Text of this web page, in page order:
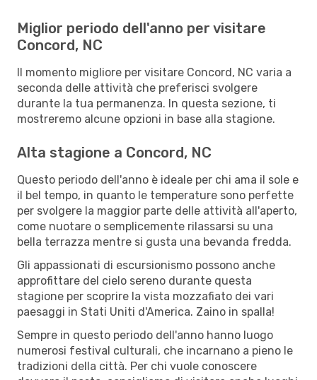
Miglior periodo dell'anno per visitare
Concord, NC
Il momento migliore per visitare Concord, NC varia a
seconda delle attività che preferisci svolgere
durante la tua permanenza. In questa sezione, ti
mostreremo alcune opzioni in base alla stagione.
Alta stagione a Concord, NC
Questo periodo dell'anno è ideale per chi ama il sole e
il bel tempo, in quanto le temperature sono perfette
per svolgere la maggior parte delle attività all'aperto,
come nuotare o semplicemente rilassarsi su una
bella terrazza mentre si gusta una bevanda fredda.
Gli appassionati di escursionismo possono anche
approfittare del cielo sereno durante questa
stagione per scoprire la vista mozzafiato dei vari
paesaggi in Stati Uniti d'America. Zaino in spalla!
Sempre in questo periodo dell'anno hanno luogo
numerosi festival culturali, che incarnano a pieno le
tradizioni della città. Per chi vuole conoscere